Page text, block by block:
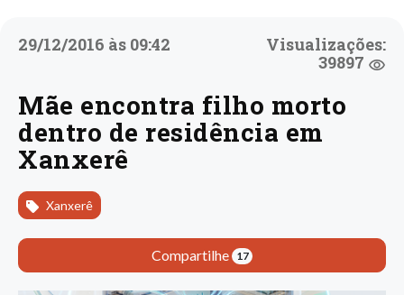
29/12/2016 às 09:42
Visualizações:
39897
Mãe encontra filho morto
dentro de residência em
Xanxerê
Xanxerê
Compartilhe 17